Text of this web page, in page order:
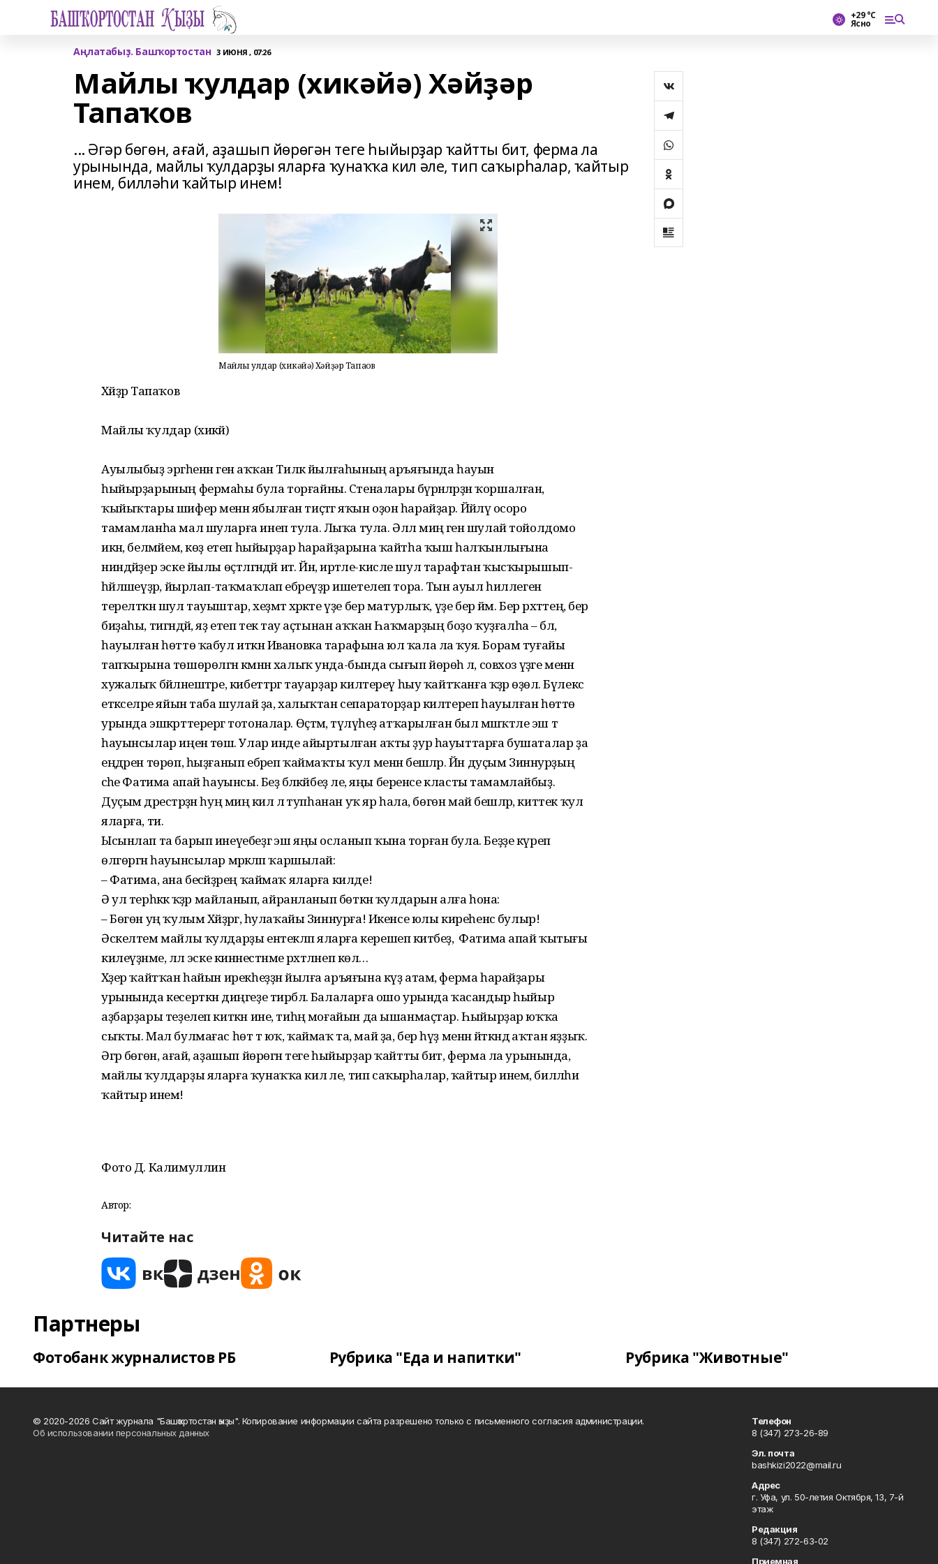
+29 °С
Ясно
Аңлатабыҙ. Башҡортостан 3 ИЮНЯ , 07:26
Майлы ҡулдар (хикәйә) Хәйҙәр
Тапаҡов
... Әгәр бөгөн, ағай, аҙашып йөрөгән теге һыйырҙар ҡайтты бит, ферма ла
урынында, майлы ҡулдарҙы яларға ҡунаҡҡа кил әле, тип саҡырһалар, ҡайтыр
инем, билләһи ҡайтыр инем!
Майлы ҡулдар (хикәйә) Хәйҙәр Тапаҡов
Хәйҙәр Тапаҡов
Майлы ҡулдар (хикәйә)
Ауылыбыҙ эргәһенән генә аҡҡан Тиләк йылғаһының аръяғында һауын
һыйырҙарының фермаһы була торғайны. Стеналары бүрәнәләрҙән ҡоршалған,
ҡыйыҡтары шифер менән ябылған тиҫтәгә яҡын оҙон һарайҙар. Йәйләү осоро
тамамланһа мал шуларға инеп тула. Лыҡа тула. Әллә миңә генә шулай тойолдомо
икән, белмәйем, көҙ етеп һыйырҙар һарайҙарына ҡайтһа ҡыш һалҡынлығына
ниндәйҙер эске йылы өҫтәлгәндәй итә. Йәнә, иртәле-кисле шул тарафтан ҡысҡырышып-
һәйләшеүҙәр, йырлап-таҡмаҡлап ебәреүҙәр ишетелеп тора. Тын ауыл һиллеген
терелткән шул тауыштар, хеҙмәт хәрәкәте үҙе бер матурлыҡ, үҙе бер йәм. Бер рәхәттең, бер
биҙаһы, тигәндәй, яҙ етеп текә тау аҫтынан аҡҡан Һаҡмарҙың боҙо ҡуҙғалһа – бәлә,
һауылған һөттө ҡабул иткән Ивановка тарафына юл ҡала ла ҡуя. Борам туғайы
тапҡырына төшөрөлгән кәмәнән халыҡ унда-бында сығып йөрөһә лә, совхоз үҙәге менән
хужалыҡ бәйләнештәре, кибеттәргә тауарҙар килтереү һыу ҡайтҡанға ҡәҙәр өҙөлә. Бүлексә
етәкселәре яйын таба шулай ҙа, халыҡтан сепараторҙар килтереп һауылған һөттө
урында эшкәрттерергә тотоналар. Өҫтәмә, түләүһеҙ атҡарылған был мәшәҡәтле эш тә
һауынсылар иңенә төшә. Улар инде айыртылған аҡты ҙур һауыттарға бушаталар ҙа
еңдәрен төрөп, һыҙғанып ебәреп ҡаймаҡты ҡул менән бешәләр. Йән дуҫым Зиннурҙың
әсәһе Фатима апай һауынсы. Беҙ бәләкәйбеҙ әле, яңы беренсе класты тамамлайбыҙ.
Дуҫым дәрестәрҙән һуң миңә килә лә тупһанан уҡ яр һала, бөгөн май бешәләр, киттек ҡул
яларға, ти.
Ысынлап та барып инеүебеҙгә эш яңы осланып ҡына торған була. Беҙҙе күреп
өлгөргән һауынсылар мәрәкәләп ҡаршылай:
– Фатима, ана бесәйҙәрең ҡаймаҡ яларға килде!
Ә ул терһәккә ҡәҙәр майланып, айранланып бөткән ҡулдарын алға һона:
– Бөгөн уң ҡулым Хәйҙәргә, һулаҡайы Зиннурға! Икенсе юлы киреһенсә булыр!
Әскелтем майлы ҡулдарҙы ентекләп яларға керешеп китәбеҙ, ә Фатима апай ҡытығы
килеүҙәнме, әллә эске кинәнестәнме рәхәтләнеп көлә…
Хәҙер ҡайтҡан һайын ирекһеҙҙән йылға аръяғына күҙ атам, ферма һарайҙары
урынында кесерткән диңгеҙе тирбәлә. Балаларға ошо урында ҡасандыр һыйыр
аҙбарҙары теҙелеп киткән ине, тиһәң моғайын да ышанмаҫтар. Һыйырҙар юҡҡа
сыҡты. Мал булмағас һөт тә юҡ, ҡаймаҡ та, май ҙа, бер һүҙ менән әйткәндә аҡтан яҙҙыҡ.
Әгәр бөгөн, ағай, аҙашып йөрөгән теге һыйырҙар ҡайтты бит, ферма ла урынында,
майлы ҡулдарҙы яларға ҡунаҡҡа кил әле, тип саҡырһалар, ҡайтыр инем, билләһи
ҡайтыр инем!
Фото Д. Калимуллин
Автор:
Читайте нас
Партнеры
Фотобанк журналистов РБ Рубрика "Еда и напитки" Рубрика "Животные"
© 2020-2026 Сайт журнала "Башҡортостан ҡыҙы". Копирование информации сайта разрешено только с письменного согласия администрации.
Об использовании персональных данных
Телефон
8 (347) 273-26-89
Эл. почта
bashkizi2022@mail.ru
Адрес
г. Уфа, ул. 50-летия Октября, 13, 7-й
этаж
Редакция
8 (347) 272-63-02
Приемная